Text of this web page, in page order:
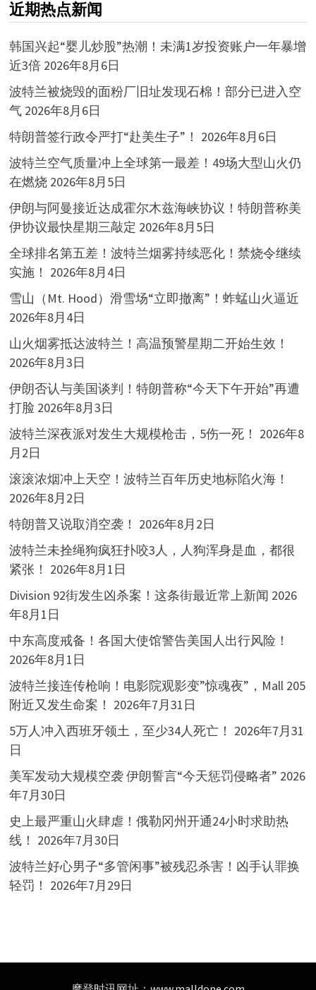
近期热点新闻
韩国兴起“婴儿炒股”热潮！未满1岁投资账户一年暴增
近3倍 2026年8月6日
波特兰被烧毁的面粉厂旧址发现石棉！部分已进入空
气 2026年8月6日
特朗普签行政令严打“赴美生子”！ 2026年8月6日
波特兰空气质量冲上全球第一最差！49场大型山火仍
在燃烧 2026年8月5日
伊朗与阿曼接近达成霍尔木兹海峡协议！特朗普称美
伊协议最快星期三敲定 2026年8月5日
全球排名第五差！波特兰烟雾持续恶化！禁烧令继续
实施！ 2026年8月4日
雪山（Mt. Hood）滑雪场“立即撤离”！蚱蜢山火逼近
2026年8月4日
山火烟雾抵达波特兰！高温预警星期二开始生效！
2026年8月3日
伊朗否认与美国谈判！特朗普称“今天下午开始”再遭
打脸 2026年8月3日
波特兰深夜派对发生大规模枪击，5伤一死！ 2026年8
月2日
滚滚浓烟冲上天空！波特兰百年历史地标陷火海！
2026年8月2日
特朗普又说取消空袭！ 2026年8月2日
波特兰未拴绳狗疯狂扑咬3人，人狗浑身是血，都很
紧张！ 2026年8月1日
Division 92街发生凶杀案！这条街最近常上新闻 2026
年8月1日
中东高度戒备！各国大使馆警告美国人出行风险！
2026年8月1日
波特兰接连传枪响！电影院观影变”惊魂夜”，Mall 205
附近又发生命案！ 2026年7月31日
5万人冲入西班牙领土，至少34人死亡！ 2026年7月31
日
美军发动大规模空袭 伊朗誓言“今天惩罚侵略者” 2026
年7月30日
史上最严重山火肆虐！俄勒冈州开通24小时求助热
线！ 2026年7月30日
波特兰好心男子“多管闲事”被残忍杀害！凶手认罪换
轻罚！ 2026年7月29日